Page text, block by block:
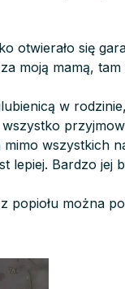
otwierało się
moją mamą,
w
wszystkich
lepiej. Bardzo jej
popiołu można